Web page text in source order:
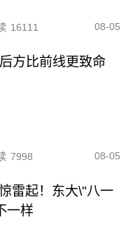
16111 08-05
方比前线更致命
7998 08-05
雷起！东大\"八一
一样